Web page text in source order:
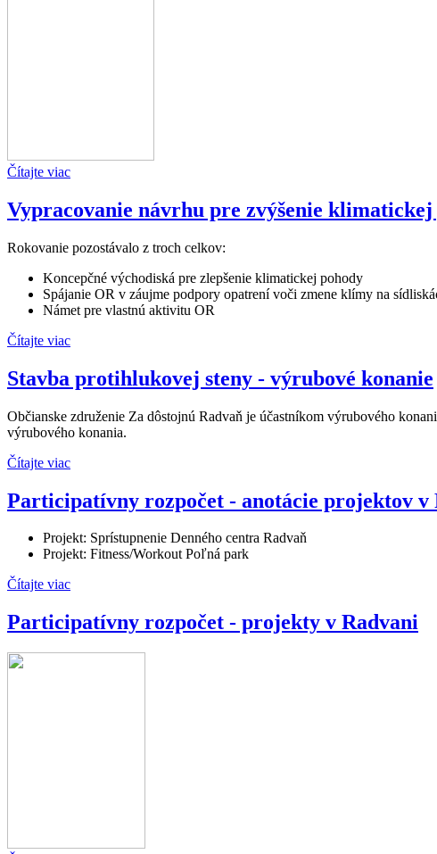
Čítajte viac
Vypracovanie návrhu pre zvýšenie
Rokovanie pozostávalo z troch celkov:
Koncepčné východiská pre zlepšenie klimatickej pohody
Spájanie OR v záujme podpory opatrení voči zmene klímy na
Námet pre vlastnú aktivitu OR
Čítajte viac
Stavba protihlukovej steny - výrubové konanie
Občianske združenie Za dôstojnú Radvaň je účastníkom výrubového
výrubového konania.
Čítajte viac
Participatívny rozpočet - anotácie projektov v
Projekt: Sprístupnenie Denného centra Radvaň
Projekt: Fitness/Workout Poľná park
Čítajte viac
Participatívny rozpočet - projekty v Radvani